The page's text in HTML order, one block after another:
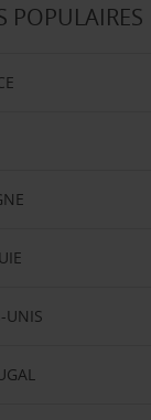
POPULAIRES
UNIS